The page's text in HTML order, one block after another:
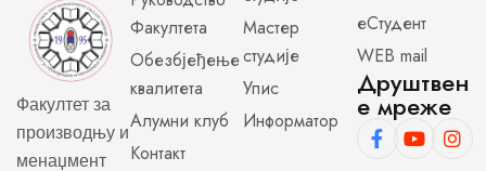
Факултет за
производњу и
менаџмент
Факултета
Обезбјеђење
квалитета
Алумни клуб
Контакт
Мастер
студије
Упис
Информатор
еСтудент
WEB mail
Друштвен
е мреже